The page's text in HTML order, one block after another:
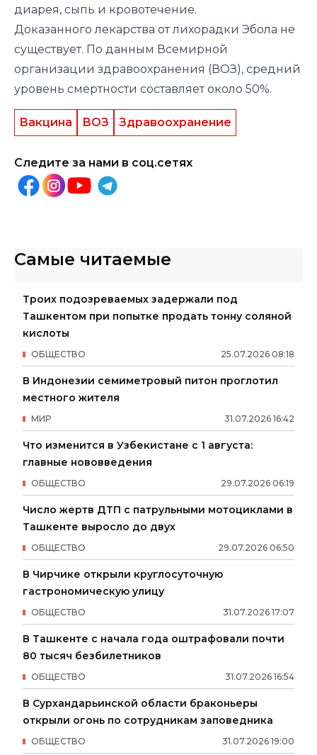
диарея, сыпь и кровотечение.
Доказанного лекарства от лихорадки Эбола не
существует. По данным Всемирной
организации здравоохранения (ВОЗ), средний
уровень смертности составляет около 50%.
Вакцина ВОЗ Здравоохранение
Следите за нами в соц.сетях
Самые читаемые
Троих подозреваемых задержали под
Ташкентом при попытке продать тонну соляной
кислоты
25.07.2026 08:18
ОБЩЕСТВО
В Индонезии семиметровый питон проглотил
местного жителя
31.07.2026 16:42
МИР
Что изменится в Узбекистане с 1 августа:
главные нововведения
29.07.2026 06:19
ОБЩЕСТВО
Число жертв ДТП с патрульными мотоциклами в
Ташкенте выросло до двух
29.07.2026 06:50
ОБЩЕСТВО
В Чирчике открыли круглосуточную
гастрономическую улицу
31.07.2026 17:07
ОБЩЕСТВО
В Ташкенте с начала года оштрафовали почти
80 тысяч безбилетников
31.07.2026 16:54
ОБЩЕСТВО
В Сурхандарьинской области браконьеры
открыли огонь по сотрудникам заповедника
31.07.2026 19:00
ОБЩЕСТВО